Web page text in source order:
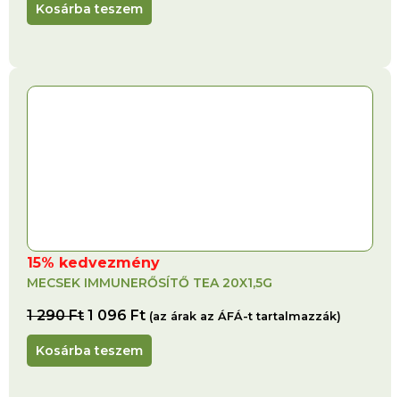
Kosárba teszem
15% kedvezmény
MECSEK IMMUNERŐSÍTŐ TEA 20X1,5G
1 290Ft 1 096 Ft (az árak az ÁFÁ-t tartalmazzák)
Kosárba teszem